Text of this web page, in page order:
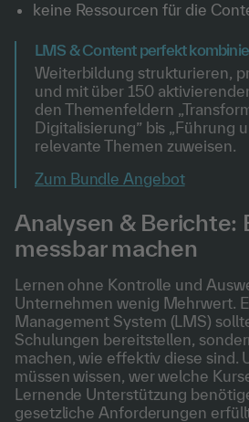
keine Ressourcen für die
LMS & Content perfekt
Weiterbildung strukturieren,
und mit über 150
den Themenfeldern
Digitalisierung” bis „Führung
relevante Themen zuweisen.
Zum Bundle Angebot
Analysen & Berichte:
messbar machen
Lernen ohne Kontrolle und
Unternehmen wenig Mehrwert.
Management System (LMS)
Schulungen bereitstellen,
machen, wie effektiv diese sind.
müssen wissen, wer welche
Lernende Unterstützung
gesetzliche Anforderungen